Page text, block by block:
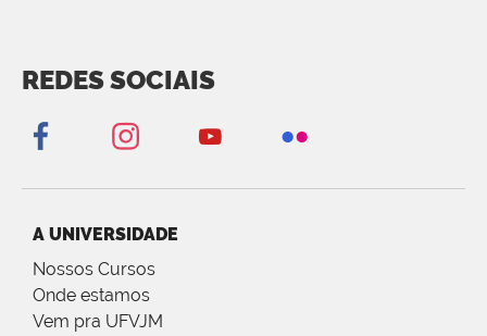
REDES SOCIAIS
A UNIVERSIDADE
Nossos Cursos
Onde estamos
Vem pra UFVJM